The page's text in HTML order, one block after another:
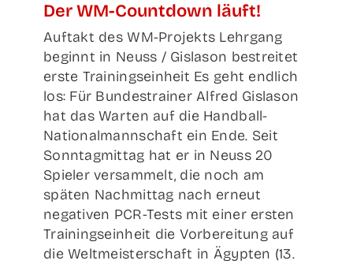
Der WM-Count­down läuft!
Auftakt des WM-Projekts Lehrgang
beginnt in Neuss / Gislason bestreitet
erste Trainingseinheit Es geht endlich
los: Für Bundestrainer Alfred Gislason
hat das Warten auf die Handball-
Nationalmannschaft ein Ende. Seit
Sonntagmittag hat er in Neuss 20
Spieler versammelt, die noch am
späten Nachmittag nach erneut
negativen PCR-Tests mit einer ersten
Trainingseinheit die Vorbereitung auf
die Weltmeisterschaft in Ägypten (13.